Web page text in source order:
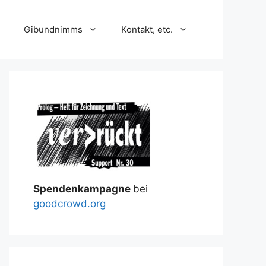
Gibundnimms Kontakt, etc.
Spendenkampagne bei
goodcrowd.org